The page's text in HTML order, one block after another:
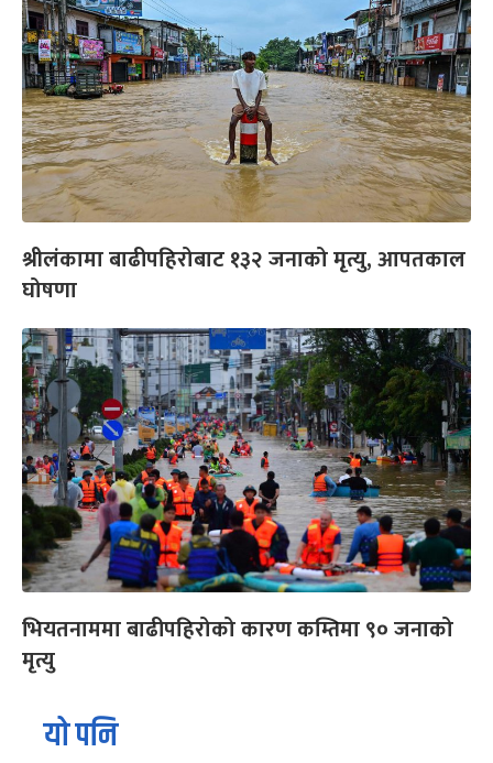
श्रीलंकामा बाढीपहिरोबाट १३२ जनाको मृत्यु, आपतकाल
घोषणा
भियतनाममा बाढीपहिरोको कारण कम्तिमा ९० जनाको
मृत्यु
यो पनि